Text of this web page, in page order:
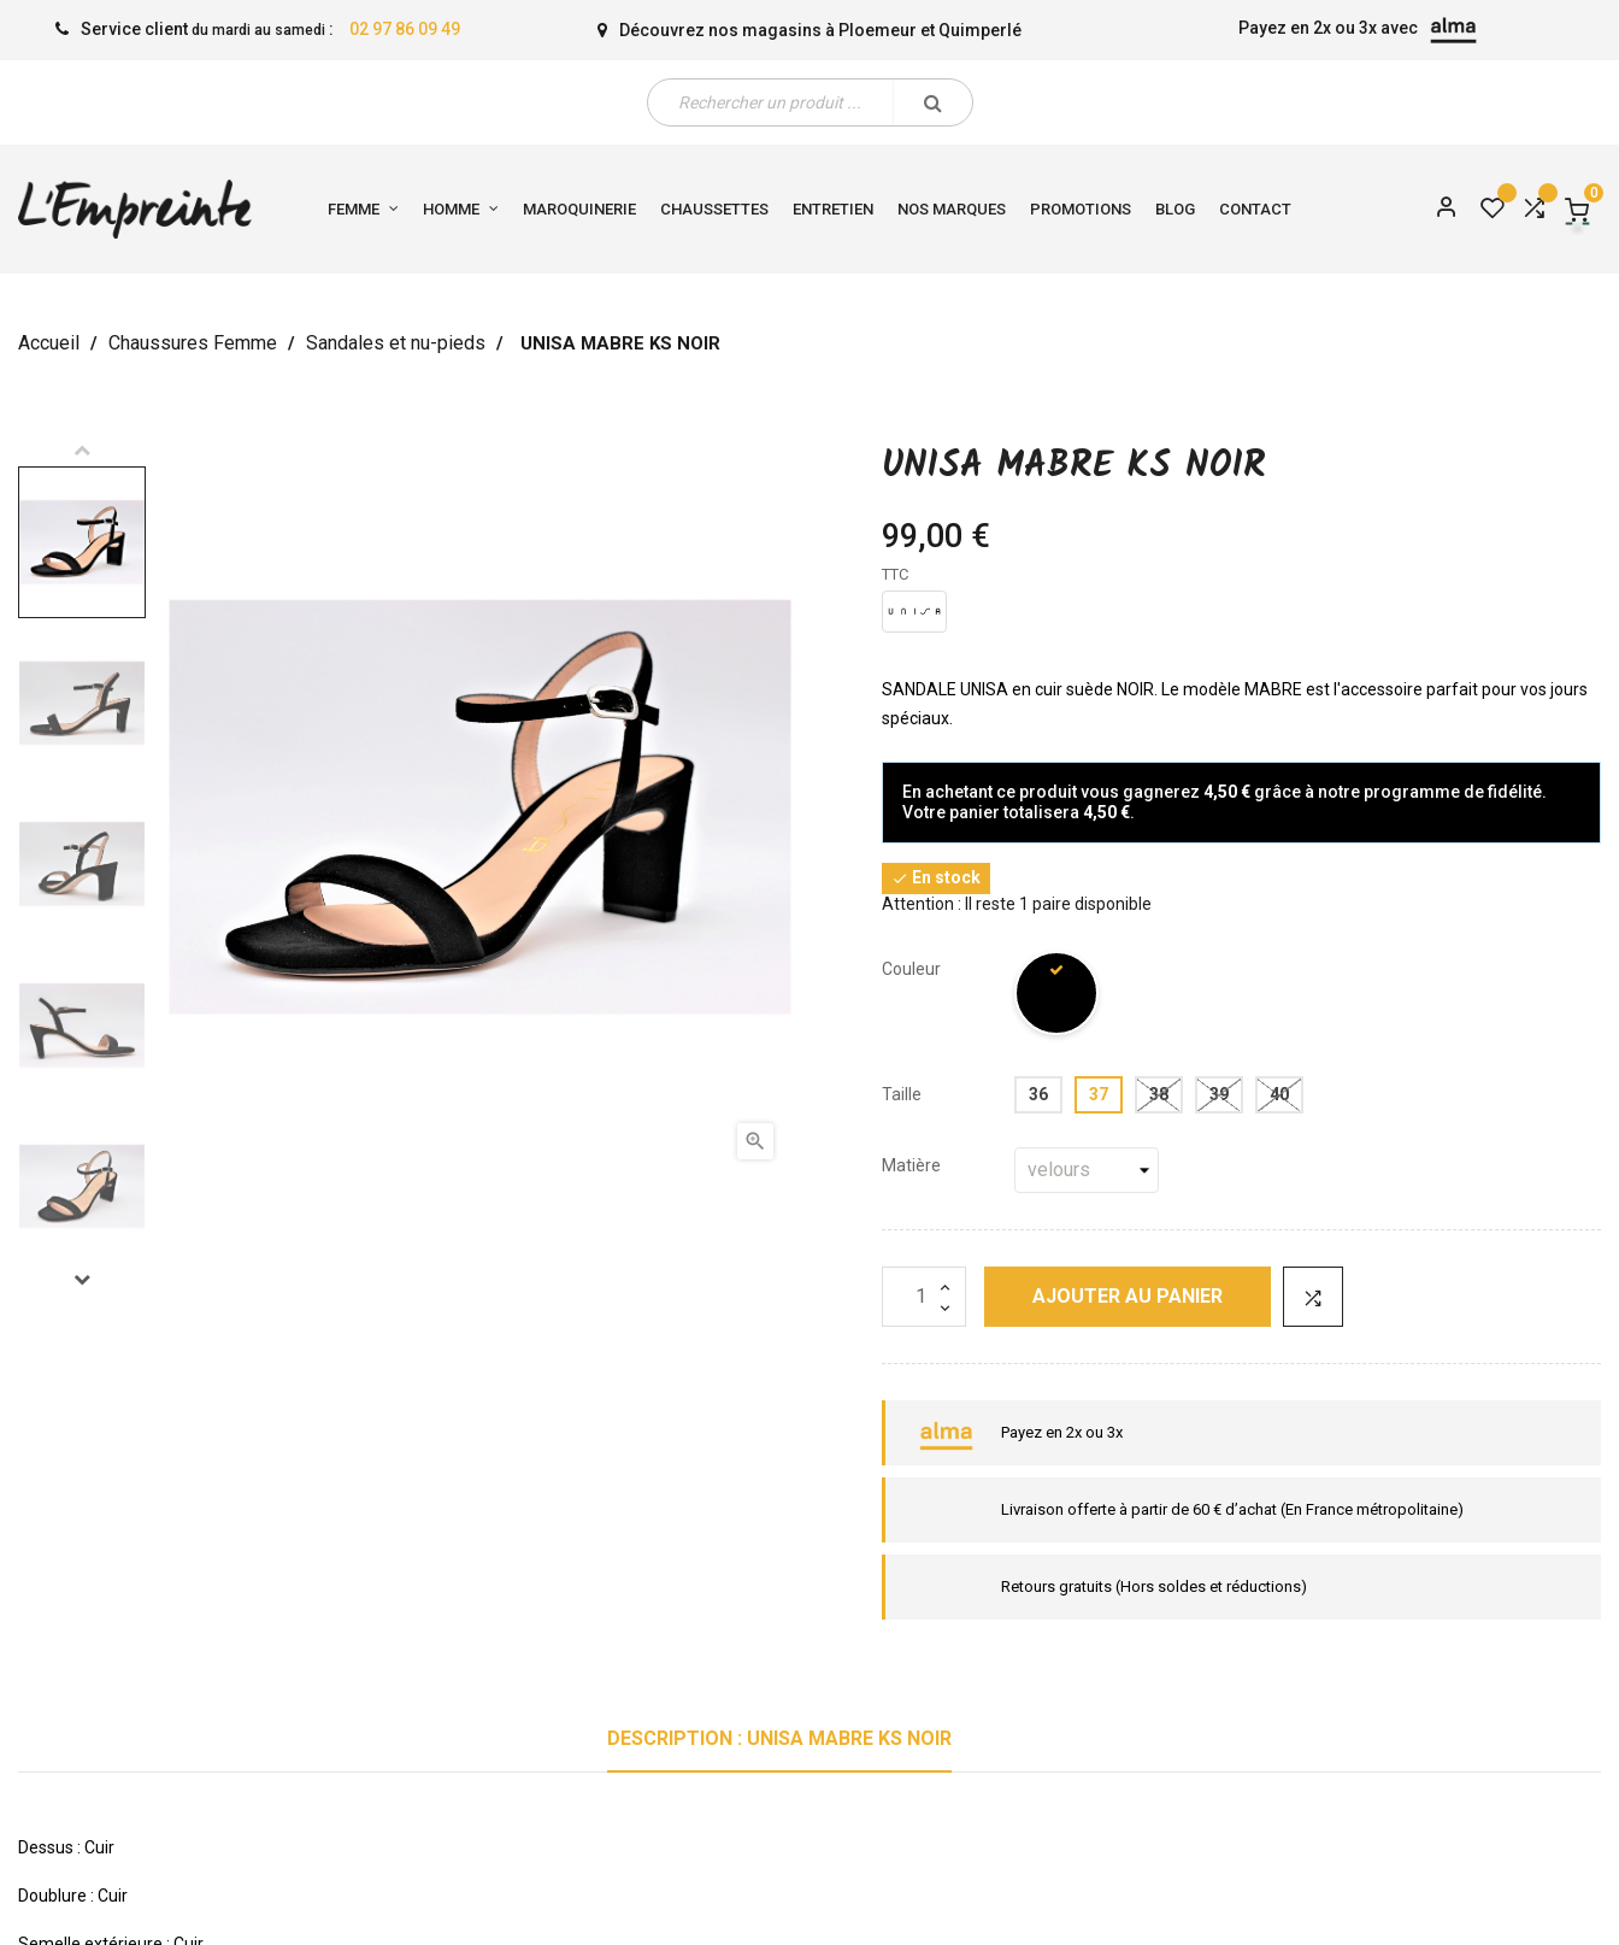
Service client du mardi au samedi: 02 97 86 09 49 Découvrez nos magasins à Ploemeur et Quimperlé Payez en 2x ou 3x avec
FEMME HOMME MAROQUINERIE CHAUSSETTES ENTRETIEN NOS MARQUES PROMOTIONS BLOG CONTACT
0
Accueil Chaussures Femme Sandales et nu-pieds UNISA MABRE KS NOIR

UNISA MABRE KS NOIR
99,00 €
TTC
SANDALE UNISA en cuir suède NOIR. Le modèle MABRE est l'accessoire parfait pour vos jours
spéciaux.
En achetant ce produit vous gagnerez 4,50 € grâce à notre programme de fidélité.
Votre panier totalisera 4,50 €.
 En stock
Attention : Il reste 1 paire disponible
Couleur
Taille 36 37 38 39 40
Matière
AJOUTER AU PANIER
Payez en 2x ou 3x
Livraison offerte à partir de 60 € d’achat (En France métropolitaine)
Retours gratuits (Hors soldes et réductions)
DESCRIPTION : UNISA MABRE KS NOIR
Dessus : Cuir
Doublure : Cuir